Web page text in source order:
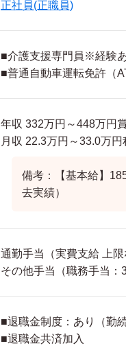
正社員(正職員)
■介護支援専門員※経験
■普通自動車運転免許（
年収 332万円～448万円
月収 22.3万円～33.0万円
備考：【基本給】
去実績）
通勤手当（実費支給 上限
その他手当（職務手当：
■退職金制度：あり（勤
■退職金共済加入